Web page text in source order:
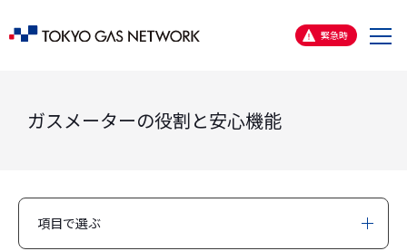
緊急時
メ
ガスメーターの役割と安心機能
項目で選ぶ